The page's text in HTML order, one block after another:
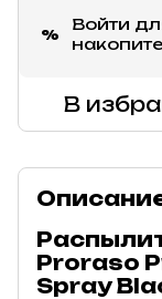
%
Войти
В
Proraso
Spray